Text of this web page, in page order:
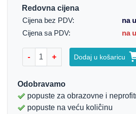
Redovna cijena
Cijena bez PDV:
na
Cijena sa PDV:
na
- + Dodaj u košaricu
Odobravamo
popuste za obrazovne i
popuste na veću koliĉinu